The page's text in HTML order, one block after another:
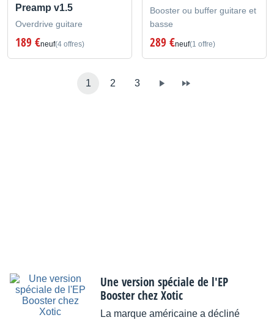
Preamp v1.5
Overdrive guitare
189 €neuf(4 offres)
Booster ou buffer guitare et
basse
289 €neuf(1 offre)
1 2 3
Une version spéciale de l'EP
Booster chez Xotic
La marque américaine a décliné